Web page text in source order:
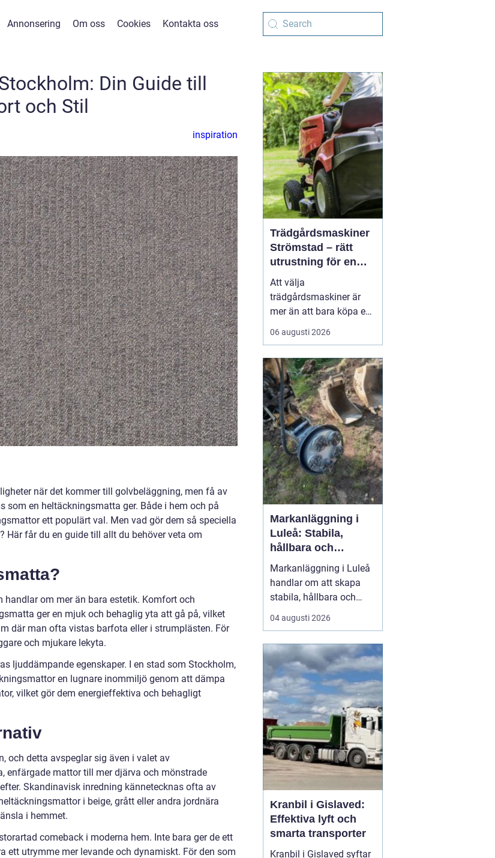
Annonsering Om oss Cookies Kontakta oss
Din Guide till
och Stil
inspiration
när det kommer till golvbeläggning, men få av
en heltäckningsmatta ger. Både i hem och på
ett populärt val. Men vad gör dem så speciella
får du en guide till allt du behöver veta om
om mer än bara estetik. Komfort och
ger en mjuk och behaglig yta att gå på, vilket
där man ofta vistas barfota eller i strumplästen. För
och mjukare lekyta.
ljuddämpande egenskaper. I en stad som Stockholm,
en lugnare inommiljö genom att dämpa
vilket gör dem energieffektiva och behagligt
och detta avspeglar sig även i valet av
enfärgade mattor till mer djärva och mönstrade
Skandinavisk inredning kännetecknas ofta av
i beige, grått eller andra jordnära
i hemmet.
comeback i moderna hem. Inte bara ger de ett
ett utrymme mer levande och dynamiskt. För den som
Trädgårdsmaskiner
Strömstad – rätt
utrustning för en
effektiv och hållbar
trädgård
Att välja
trädgårdsmaskiner är
mer än att bara köpa en
gräsklippare eller en
trimmer. För den som
med kustklimat,
kuperade tomter och
mycket sten, spelar
lokala förhålland...
06 augusti 2026
Markanläggning i
Luleå: Stabila,
hållbara och
funktionella ytor
Markanläggning i Luleå
handlar om att skapa
stabila, hållbara och
funktionella ytor för
bostäder, vägar,
ledningar i ett klimat
som ställer höga krav på
både planering och ut...
04 augusti 2026
Kranbil i Gislaved:
Effektiva lyft och
smarta transporter
Kranbil i Gislaved syftar